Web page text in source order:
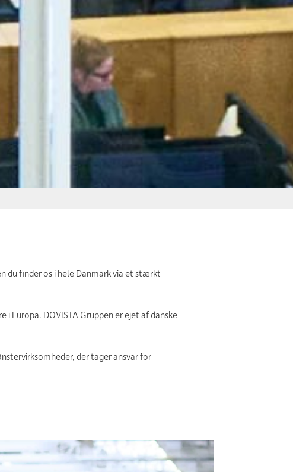
du finder os i hele Danmark via et stærkt
Europa. DOVISTA Gruppen er ejet af danske
der tager ansvar for